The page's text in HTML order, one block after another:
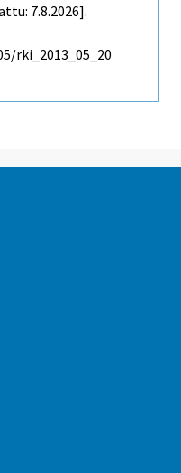
7.8.2026].